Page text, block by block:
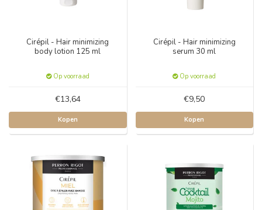
Cirépil - Hair minimizing
body lotion 125 ml
Op voorraad
€13,64
Kopen
Cirépil - Hair minimizing
serum 30 ml
Op voorraad
€9,50
Kopen